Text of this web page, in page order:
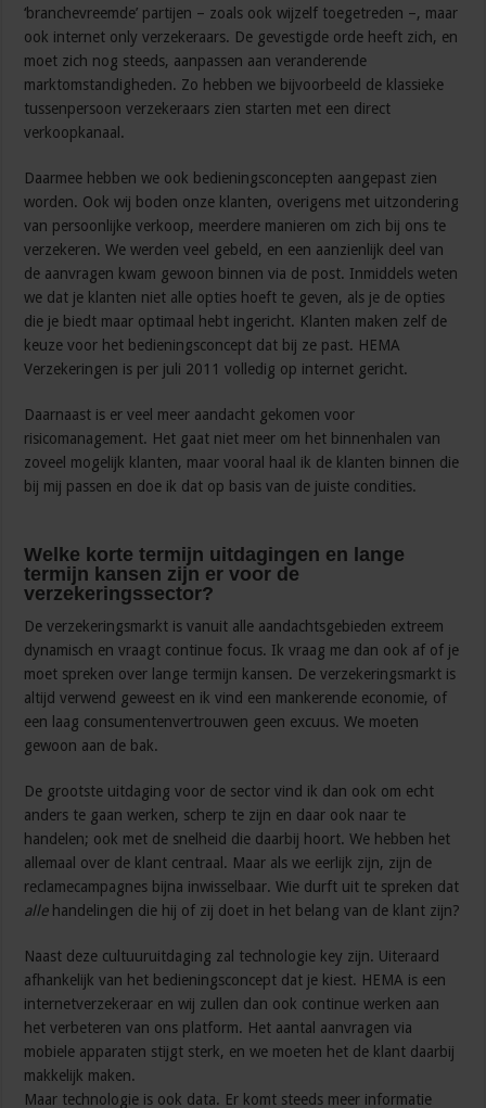
‘branchevreemde’ partijen – zoals ook wijzelf toegetreden –, maar
ook internet only verzekeraars. De gevestigde orde heeft zich, en
moet zich nog steeds, aanpassen aan veranderende
marktomstandigheden. Zo hebben we bijvoorbeeld de klassieke
tussenpersoon verzekeraars zien starten met een direct
verkoopkanaal.
Daarmee hebben we ook bedieningsconcepten aangepast zien
worden. Ook wij boden onze klanten, overigens met uitzondering
van persoonlijke verkoop, meerdere manieren om zich bij ons te
verzekeren. We werden veel gebeld, en een aanzienlijk deel van
de aanvragen kwam gewoon binnen via de post. Inmiddels weten
we dat je klanten niet alle opties hoeft te geven, als je de opties
die je biedt maar optimaal hebt ingericht. Klanten maken zelf de
keuze voor het bedieningsconcept dat bij ze past. HEMA
Verzekeringen is per juli 2011 volledig op internet gericht.
Daarnaast is er veel meer aandacht gekomen voor
risicomanagement. Het gaat niet meer om het binnenhalen van
zoveel mogelijk klanten, maar vooral haal ik de klanten binnen die
bij mij passen en doe ik dat op basis van de juiste condities.
Welke korte termijn uitdagingen en lange
termijn kansen zijn er voor de
verzekeringssector?
De verzekeringsmarkt is vanuit alle aandachtsgebieden extreem
dynamisch en vraagt continue focus. Ik vraag me dan ook af of je
moet spreken over lange termijn kansen. De verzekeringsmarkt is
altijd verwend geweest en ik vind een mankerende economie, of
een laag consumentenvertrouwen geen excuus. We moeten
gewoon aan de bak.
De grootste uitdaging voor de sector vind ik dan ook om echt
anders te gaan werken, scherp te zijn en daar ook naar te
handelen; ook met de snelheid die daarbij hoort. We hebben het
allemaal over de klant centraal. Maar als we eerlijk zijn, zijn de
reclamecampagnes bijna inwisselbaar. Wie durft uit te spreken dat
allehandelingen die hij of zij doet in het belang van de klant zijn?
Naast deze cultuuruitdaging zal technologie key zijn. Uiteraard
afhankelijk van het bedieningsconcept dat je kiest. HEMA is een
internetverzekeraar en wij zullen dan ook continue werken aan
het verbeteren van ons platform. Het aantal aanvragen via
mobiele apparaten stijgt sterk, en we moeten het de klant daarbij
makkelijk maken.
Maar technologie is ook data. Er komt steeds meer informatie